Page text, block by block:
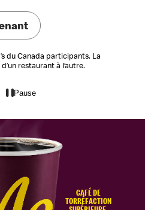
du Canada participants. La
restaurant à l’autre.
Pause
CAFÉ DE
TORRÉFACTION